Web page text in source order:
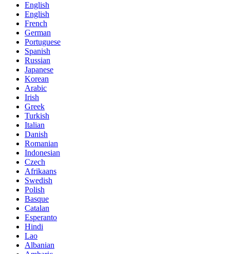
English
English
French
German
Portuguese
Spanish
Russian
Japanese
Korean
Arabic
Irish
Greek
Turkish
Italian
Danish
Romanian
Indonesian
Czech
Afrikaans
Swedish
Polish
Basque
Catalan
Esperanto
Hindi
Lao
Albanian